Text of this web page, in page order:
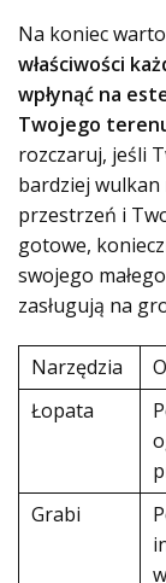
Na koniec
właściwości
wpłynąć na
Twojego
rozczaruj, jeśli
bardziej
przestrzeń i
gotowe,
swojego
zasługują na
Narzędzia
Łopata
Grabi